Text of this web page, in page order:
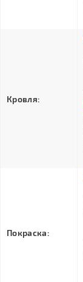
Кровля:
Покраска: